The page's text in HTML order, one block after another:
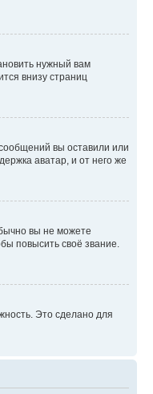
нужный вам
внизу страниц
вы оставили или
аватар, и от него же
вы не можете
повысить своё звание.
Это сделано для